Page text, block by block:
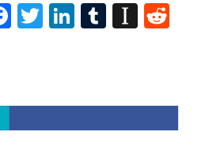
Facebook
TwitterLinkedIn
Tumblr